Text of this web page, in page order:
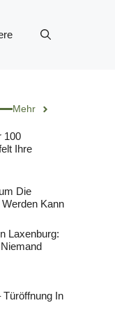
Mehr
100
Ihre
Die
Kann
Laxenburg:
Türöffnung In